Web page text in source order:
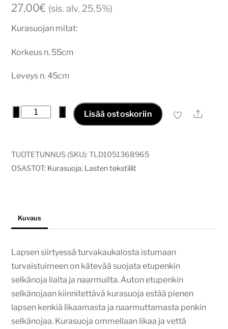
27,00€ (sis. alv. 25,5%)
Kurasuojan mitat:
Korkeus n. 55cm
Leveys n. 45cm
Kurasuoja
Lisää ostoskoriin Ale
TUOTETUNNUS (SKU):TLD1051368965
OSASTOT: Kurasuoja, Lasten tekstiilit
Kuvaus
Lapsen siirtyessä turvakaukalosta istumaan
turvaistuimeen on kätevää suojata etupenkin
selkänoja lialta ja naarmuilta. Auton etupenkin
selkänojaan kiinnitettävä kurasuoja estää pienen
lapsen kenkiä likaamasta ja naarmuttamasta penkin
selkänojaa. Kurasuoja ommellaan likaa ja vettä